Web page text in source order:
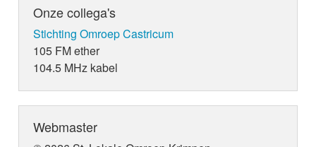
Onze collega's
Stichting Omroep Castricum
105 FM ether
104.5 MHz kabel
Webmaster